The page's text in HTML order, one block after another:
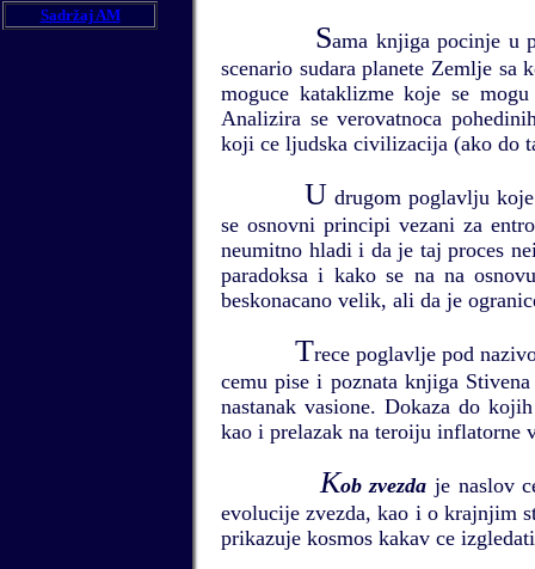
Sadržaj AM
Sama knjiga pocinje u
scenario sudara planete Zemlje sa
moguce kataklizme koje se
Analizira se verovatnoca
koji ce ljudska civilizacija (ako do
U drugom poglavlju
se osnovni principi vezani za
neumitno hladi i da je taj proces
paradoksa i kako se na na
beskonacano velik, ali da je
Trece poglavlje pod
cemu pise i poznata knjiga
nastanak vasione. Dokaza do
kao i prelazak na teroiju inflatorne
Kob zvezda je naslov
evolucije zvezda, kao i o krajnjim
prikazuje kosmos kakav ce